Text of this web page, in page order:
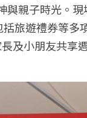
與親子時光。
旅遊禮券等多
及小朋友共享